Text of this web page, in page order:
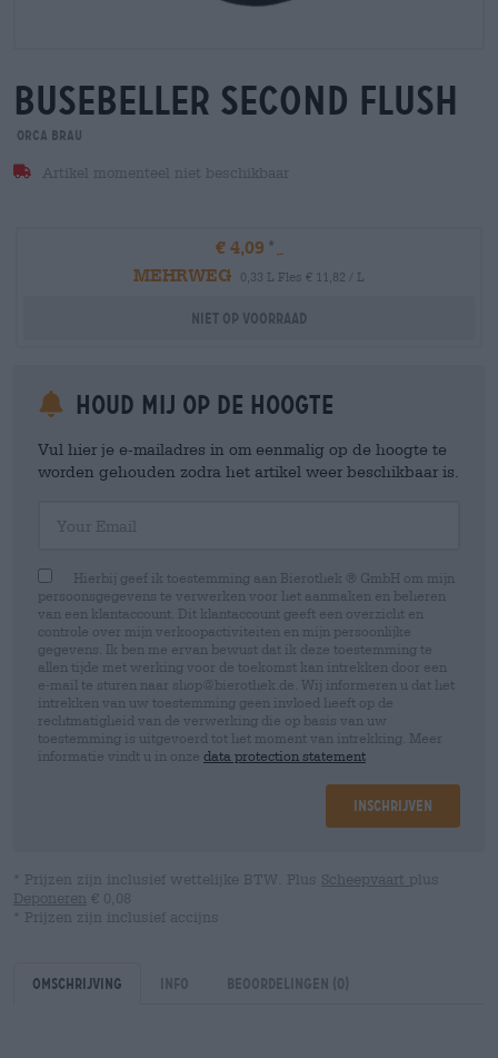
busebeller second flush
orca brau
Artikel momenteel niet beschikbaar
€ 4,09
MEHRWEG
0,33 L Fles € 11,82 / L
Niet op voorraad
Houd mij op de hoogte
Vul hier je e-mailadres in om eenmalig op de hoogte te
worden gehouden zodra het artikel weer beschikbaar is.
Hierbij geef ik toestemming aan Bierothek ® GmbH om mijn
persoonsgegevens te verwerken voor het aanmaken en beheren
van een klantaccount. Dit klantaccount geeft een overzicht en
controle over mijn verkoopactiviteiten en mijn persoonlijke
gegevens. Ik ben me ervan bewust dat ik deze toestemming te
allen tijde met werking voor de toekomst kan intrekken door een
e-mail te sturen naar shop@bierothek.de. Wij informeren u dat het
intrekken van uw toestemming geen invloed heeft op de
rechtmatigheid van de verwerking die op basis van uw
toestemming is uitgevoerd tot het moment van intrekking. Meer
informatie vindt u in onze data protection statement
Inschrijven
* Prijzen zijn inclusief wettelijke BTW. Plus Scheepvaart plus
Deponeren € 0,08
* Prijzen zijn inclusief accijns
Omschrijving Info Beoordelingen (0)